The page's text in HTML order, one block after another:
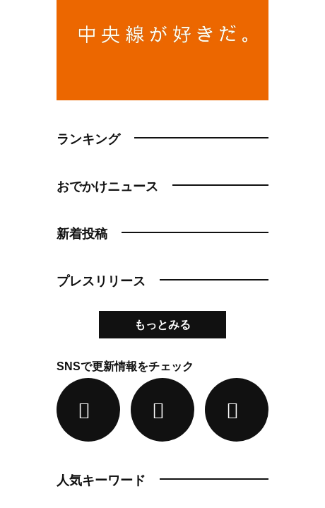
ランキング
おでかけニュース
新着投稿
プレスリリース
もっとみる
SNSで更新情報をチェック
人気キーワード